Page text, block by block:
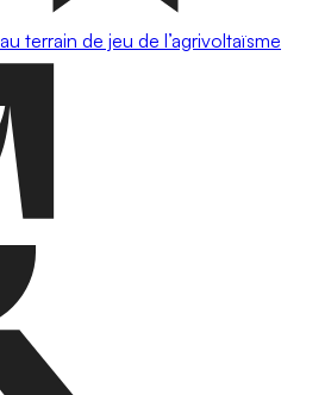
terrain de jeu de l’agrivoltaïsme